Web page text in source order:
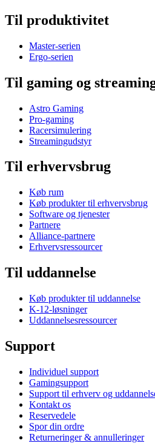
Til produktivitet
Master-serien
Ergo-serien
Til gaming og
Astro Gaming
Pro-gaming
Racersimulering
Streamingudstyr
Til erhvervsbrug
Køb rum
Køb produkter til erhvervsbrug
Software og tjenester
Partnere
Alliance-partnere
Erhvervsressourcer
Til uddannelse
Køb produkter til uddannelse
K-12-løsninger
Uddannelsesressourcer
Support
Individuel support
Gamingsupport
Support til erhverv og
Kontakt os
Reservedele
Spor din ordre
Returneringer & annulleringer